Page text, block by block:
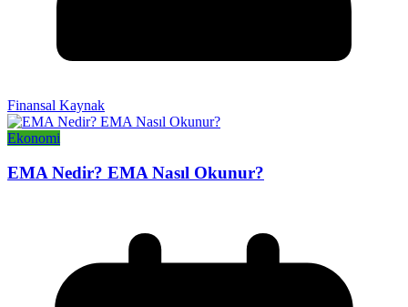
Finansal Kaynak
Ekonomi
EMA Nedir? EMA Nasıl Okunur?